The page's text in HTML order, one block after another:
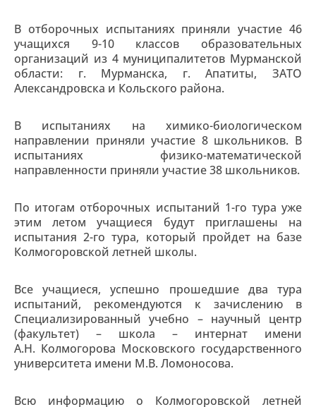
В отборочных испытаниях приняли участие 46
учащихся 9-10 классов образовательных
организаций из 4 муниципалитетов Мурманской
области: г. Мурманска, г. Апатиты, ЗАТО
Александровска и Кольского района.
В испытаниях на химико-биологическом
направлении приняли участие 8 школьников. В
испытаниях физико-математической
направленности приняли участие 38 школьников.
По итогам отборочных испытаний 1-го тура уже
этим летом учащиеся будут приглашены на
испытания 2-го тура, который пройдет на базе
Колмогоровской летней школы.
Все учащиеся, успешно прошедшие два тура
испытаний, рекомендуются к зачислению в
Специализированный учебно – научный центр
(факультет) – школа – интернат имени
А.Н. Колмогорова Московского государственного
университета имени М.В. Ломоносова.
Всю информацию о Колмогоровской летней